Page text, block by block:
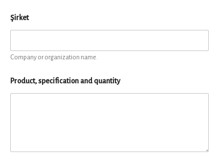
Şirket
Company or organization name.
Product, specification and quantity